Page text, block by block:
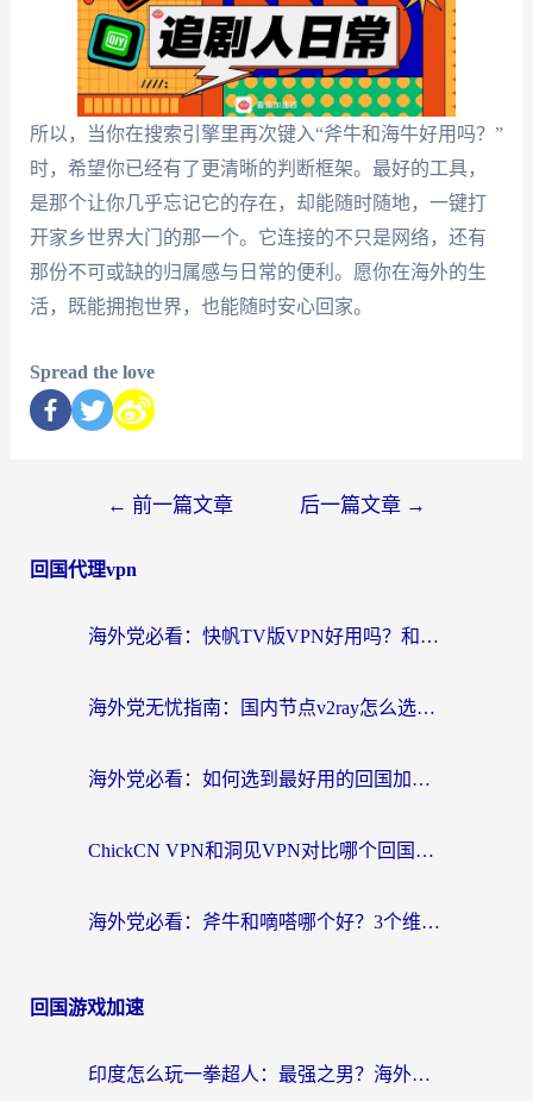
所以，当你在搜索引擎里再次键入“斧牛和海牛好用吗？”
时，希望你已经有了更清晰的判断框架。最好的工具，
是那个让你几乎忘记它的存在，却能随时随地，一键打
开家乡世界大门的那一个。它连接的不只是网络，还有
那份不可或缺的归属感与日常的便利。愿你在海外的生
活，既能拥抱世界，也能随时安心回家。
Spread the love
← 前一篇文章 后一篇文章 →
回国代理vpn
海外党必看：快帆TV版VPN好用吗？和快游VPN对比哪个回国效果更好？附实用避坑指南
海外党无忧指南：国内节点v2ray怎么选？一键回国VPN+多场景实测帮你避坑
海外党必看：如何选到最好用的回国加速器？从节点到售后的全维度指南
ChickCN VPN和洞见VPN对比哪个回国效果更好？海外党亲测3款加速器+避坑指南
海外党必看：斧牛和嘀嗒哪个好？3个维度教你选对回国加速器
回国游戏加速
印度怎么玩一拳超人：最强之男？海外党国服游戏加速避坑指南